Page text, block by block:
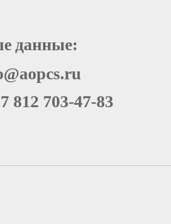
данные:
812 703-47-83